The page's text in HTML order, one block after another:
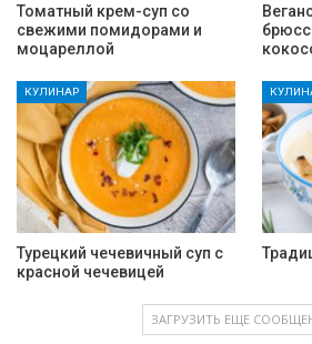
Томатный крем-суп со
свежими помидорами и
моцареллой
КУЛИНАР
Турецкий чечевичный суп с
красной чечевицей
ЗАГРУЗИТЬ ЕЩЕ